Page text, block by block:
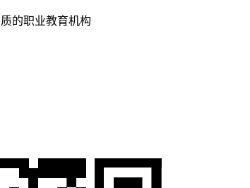
的职业教育机构